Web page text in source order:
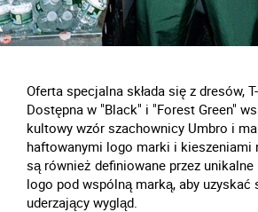
Oferta specjalna składa się z dresów,
Dostępna w "Black" i "Forest Green"
kultowy wzór szachownicy Umbro i
haftowanymi logo marki i kieszeniami
są również definiowane przez
logo pod wspólną marką, aby uzyskać
uderzający wygląd.